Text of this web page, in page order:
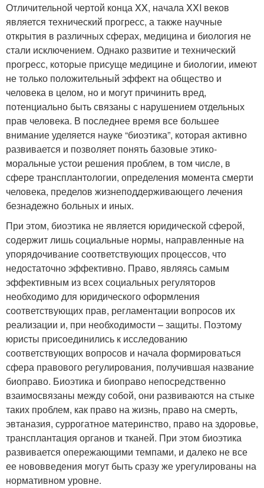
Отличительной чертой конца XX, начала XXI веков
является технический прогресс, а также научные
открытия в различных сферах, медицина и биология не
стали исключением. Однако развитие и технический
прогресс, которые присуще медицине и биологии, имеют
не только положительный эффект на общество и
человека в целом, но и могут причинить вред,
потенциально быть связаны с нарушением отдельных
прав человека. В последнее время все большее
внимание уделяется науке “биоэтика”, которая активно
развивается и позволяет понять базовые этико-
моральные устои решения проблем, в том числе, в
сфере трансплантологии, определения момента смерти
человека, пределов жизнеподдерживающего лечения
безнадежно больных и иных.
При этом, биоэтика не является юридической сферой,
содержит лишь социальные нормы, направленные на
упорядочивание соответствующих процессов, что
недостаточно эффективно. Право, являясь самым
эффективным из всех социальных регуляторов
необходимо для юридического оформления
соответствующих прав, регламентации вопросов их
реализации и, при необходимости – защиты. Поэтому
юристы присоединились к исследованию
соответствующих вопросов и начала формироваться
сфера правового регулирования, получившая название
биоправо. Биоэтика и биоправо непосредственно
взаимосвязаны между собой, они развиваются на стыке
таких проблем, как право на жизнь, право на смерть,
эвтаназия, суррогатное материнство, право на здоровье,
трансплантация органов и тканей. При этом биоэтика
развивается опережающими темпами, и далеко не все
ее нововведения могут быть сразу же урегулированы на
нормативном уровне.